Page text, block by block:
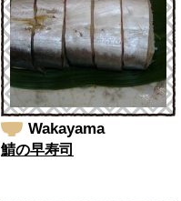
Wakayama
鯖の早寿司